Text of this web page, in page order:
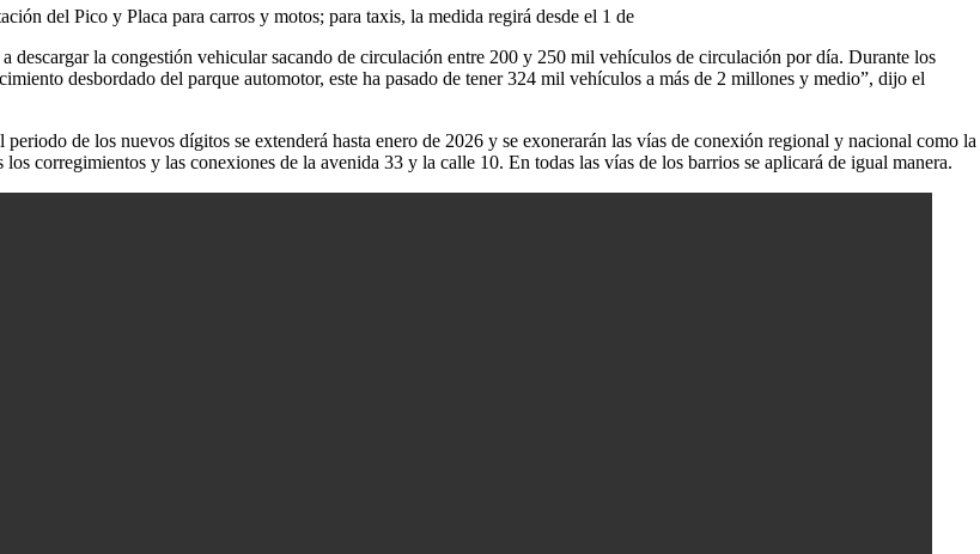
del Pico y Placa para carros y motos; para taxis, la medida regirá desde el 1 de
descargar la congestión vehicular sacando de circulación entre 200 y 250 mil vehículos de circulación por día. Durante los
desbordado del parque automotor, este ha pasado de tener 324 mil vehículos a más de 2 millones y medio”, dijo el
de los nuevos dígitos se extenderá hasta enero de 2026 y se exonerarán las vías de conexión regional y nacional como la
corregimientos y las conexiones de la avenida 33 y la calle 10. En todas las vías de los barrios se aplicará de igual manera.